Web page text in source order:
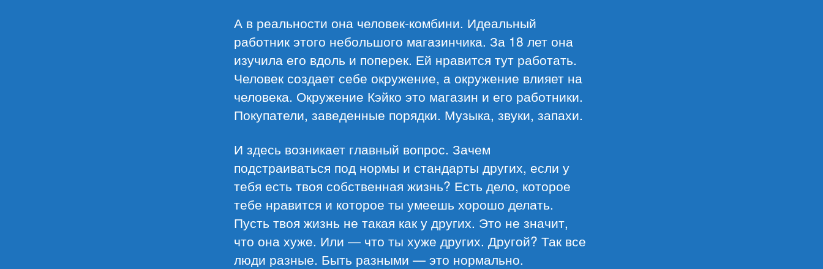
А в реальности она человек-комбини. Идеальный
работник этого небольшого магазинчика. За 18 лет она
изучила его вдоль и поперек. Ей нравится тут работать.
Человек создает себе окружение, а окружение влияет на
человека. Окружение Кэйко это магазин и его работники.
Покупатели, заведенные порядки. Музыка, звуки, запахи.
И здесь возникает главный вопрос. Зачем
подстраиваться под нормы и стандарты других, если у
тебя есть твоя собственная жизнь? Есть дело, которое
тебе нравится и которое ты умеешь хорошо делать.
Пусть твоя жизнь не такая как у других. Это не значит,
что она хуже. Или — что ты хуже других. Другой? Так все
люди разные. Быть разными — это нормально.